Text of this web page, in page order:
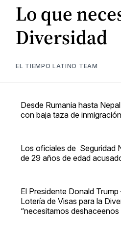
Lo que
Diversidad
EL TIEMPO LATINO TEAM
Desde Rumania hasta
con baja taza de
Los oficiales de Seguridad
de 29 años de edad
El Presidente Donald
Lotería de Visas para la
“necesitamos